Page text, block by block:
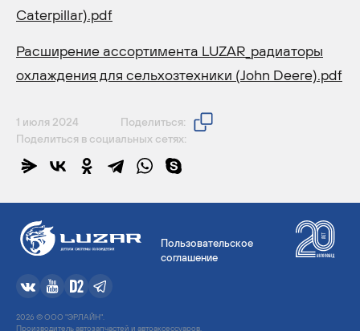
Caterpillar).pdf
Расширение ассортимента LUZAR_радиаторы
охлаждения для сельхозтехники (John Deere).pdf
1 июля 2024
Поделиться:
Поделиться в социальных сетях:
Пользовательское
соглашение
2026 © ООО "ЭРЛАЙН".
Производитель автозапчастей и автоаксессуаров.